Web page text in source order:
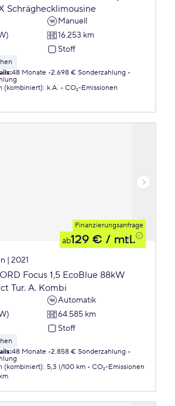
Schräghecklimousine
Manuell
16.253 km
Stoff
:48 Monate 2.698 € Sonderzahlung
(kombiniert): k.A.
CO₂-Emissionen
Finanzierungsanfrage
ab129 € / mtl.
| 2021
Focus 1,5 EcoBlue 88kW
Tur. A. Kombi
Automatik
64.585 km
Stoff
:48 Monate 2.858 € Sonderzahlung
(kombiniert): 5,3 l/100 km
CO₂-Emissionen